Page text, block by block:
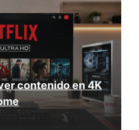
contenido en 4K